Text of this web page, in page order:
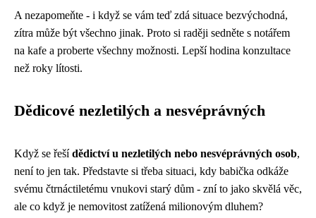
A nezapomeňte - i když se vám teď zdá situace bezvýchodná,
zítra může být všechno jinak. Proto si raději sedněte s notářem
na kafe a proberte všechny možnosti. Lepší hodina konzultace
než roky lítosti.
Dědicové nezletilých a nesvéprávných
Když se řešídědictví u nezletilých nebo nesvéprávných osob,
není to jen tak. Představte si třeba situaci, kdy babička odkáže
svému čtrnáctiletému vnukovi starý dům - zní to jako skvělá věc,
ale co když je nemovitost zatížená milionovým dluhem?